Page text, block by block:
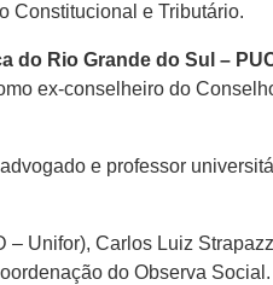
Constitucional e Tributário.
do Rio Grande do Sul –
ex-conselheiro do
e professor
Unifor), Carlos Luiz
do Observa Social.